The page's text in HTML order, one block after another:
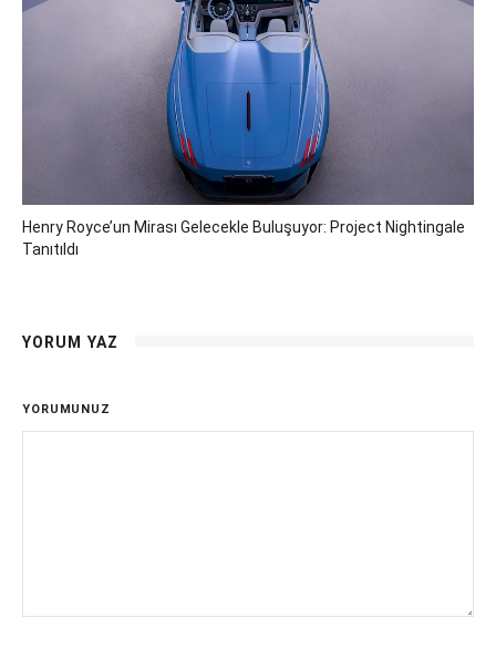
Henry Royce’un Mirası Gelecekle Buluşuyor: Project Nightingale
Tanıtıldı
YORUM YAZ
YORUMUNUZ